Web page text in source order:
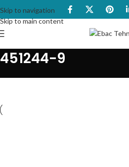
Skip to navigation
Skip to main content
451244-9